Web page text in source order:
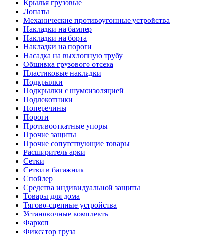
Крылья грузовые
Лопаты
Механические противоугонные устройства
Накладки на бампер
Накладки на борта
Накладки на пороги
Насадка на выхлопную трубу
Обшивка грузового отсека
Пластиковые накладки
Подкрылки
Подкрылки с шумоизоляцией
Подлокотники
Поперечины
Пороги
Противооткатные упоры
Прочие защиты
Прочие сопутствующие товары
Расширитель арки
Сетки
Сетки в багажник
Спойлер
Средства индивидуальной защиты
Товары для дома
Тягово-сцепные устройства
Установочные комплекты
Фаркоп
Фиксатор груза